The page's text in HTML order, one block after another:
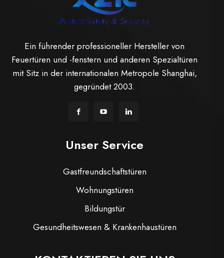
Ein führender professioneller Hersteller von
Feuertüren und -fenstern und anderen Spezialtüren
mit Sitz in der internationalen Metropole Shanghai,
gegründet 2003.
Unser Service
Gastfreundschaftstüren
Wohnungstüren
Bildungstür
Gesundheitswesen & Krankenhaustüren